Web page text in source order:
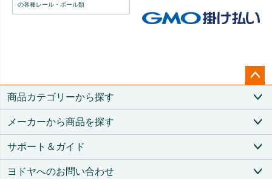
の各種レール・ポール類
ペー
ップ
商品カテゴリーから探す
メーカーから商品を探す
サポート＆ガイド
ヨドヤへのお問い合わせ